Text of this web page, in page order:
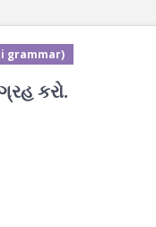
grammar)
કરો.